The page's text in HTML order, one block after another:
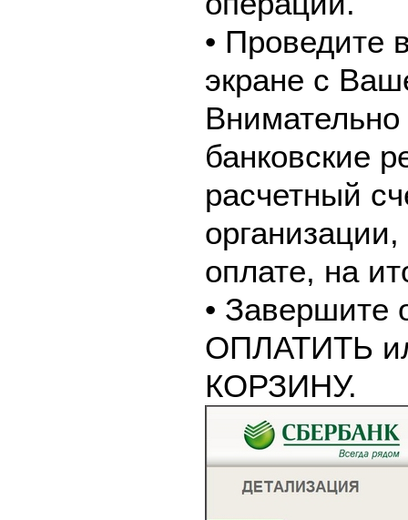
• Проведите
экране с
банковские
расчетный
оплате, на
• Завершите
ОПЛАТИТЬ
КОРЗИНУ.